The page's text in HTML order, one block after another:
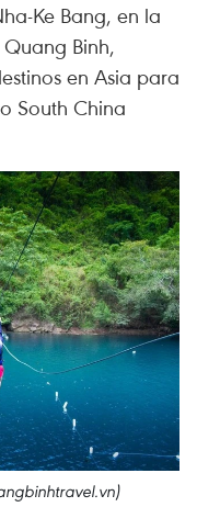
Ke Bang, en la
Binh,
en Asia para
South China